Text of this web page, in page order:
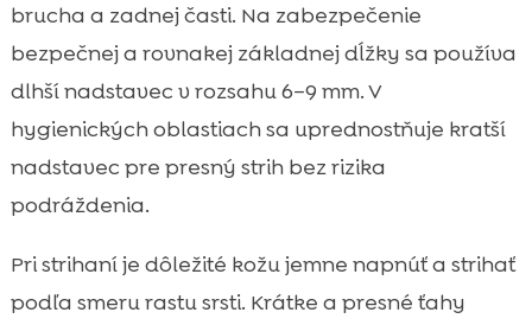
brucha a zadnej časti. Na zabezpečenie
bezpečnej a rovnakej základnej dĺžky sa používa
dlhší nadstavec v rozsahu 6–9 mm. V
hygienických oblastiach sa uprednostňuje kratší
nadstavec pre presný strih bez rizika
podráždenia.
Pri strihaní je dôležité kožu jemne napnúť a strihať
podľa smeru rastu srsti. Krátke a presné ťahy